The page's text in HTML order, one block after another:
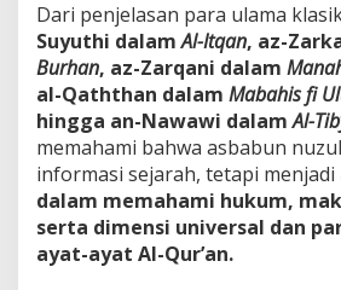
Dari penjelasan para ulama
Suyuthi dalamAl-Itqan, az-
Burhan, az-Zarqani dalam
al-Qaththan dalam Mabahis fi
hingga an-Nawawi dalamAl-
memahami bahwa asbabun
informasi sejarah, tetapi menjadi
dalam memahami hukum,
serta dimensi universal dan
ayat-ayat Al-Qur’an.